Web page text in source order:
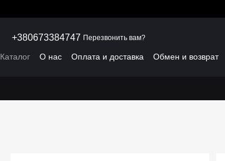
+380673384747 Перезвонить вам?
Каталог О нас Оплата и доставка Обмен и возврат